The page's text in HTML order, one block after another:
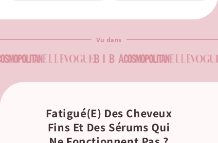
Vu dans
Fatigué(e) Des Cheveux
Fins Et Des Sérums Qui